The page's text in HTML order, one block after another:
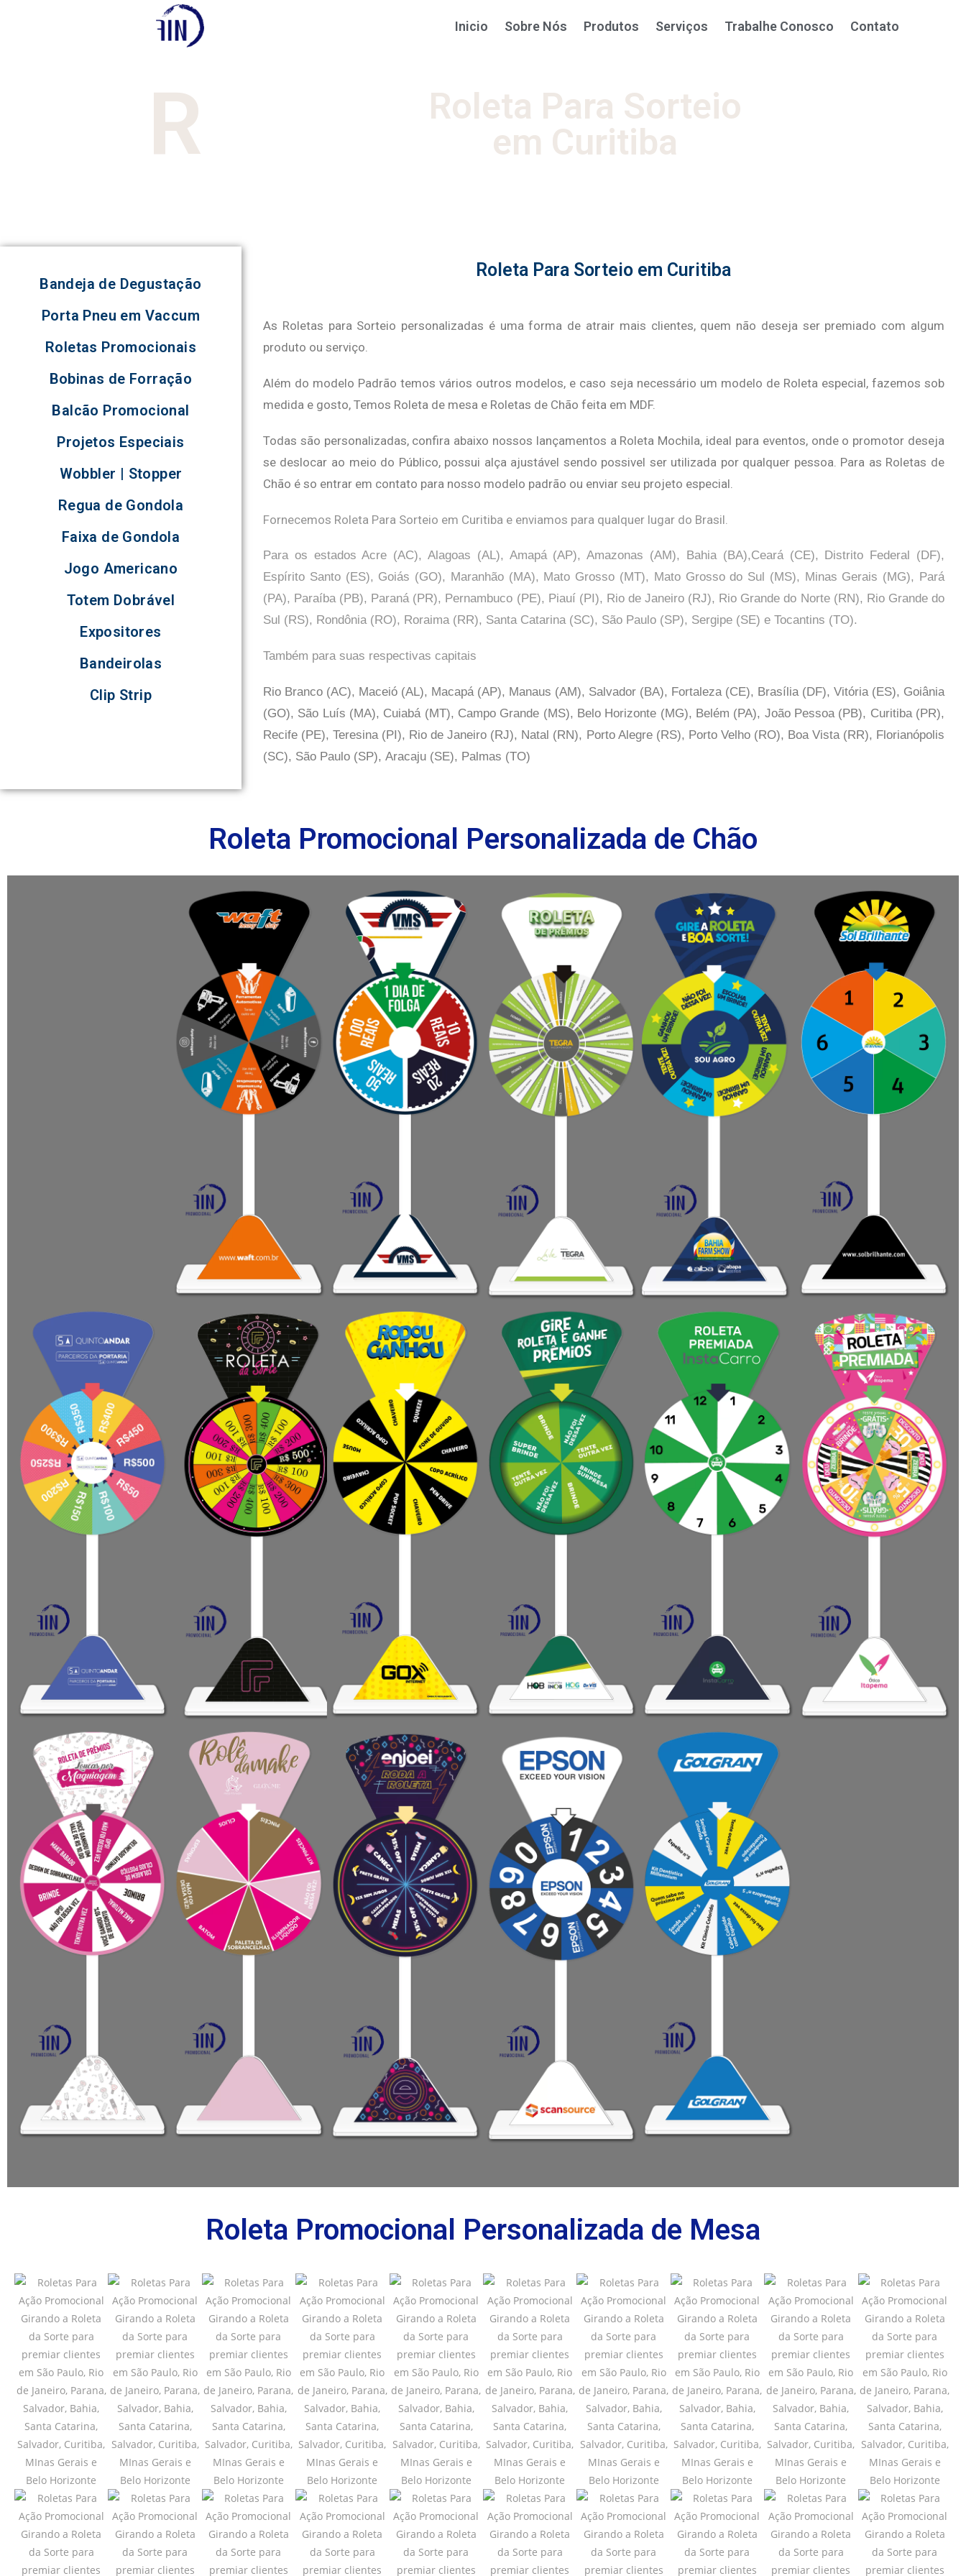
Inicio Sobre Nós Produtos Serviços Trabalhe Conosco Contato
R
Roleta Para Sorteio
em Curitiba
Bandeja de Degustação
Porta Pneu em Vaccum
Roletas Promocionais
Bobinas de Forração
Balcão Promocional
Projetos Especiais
Wobbler | Stopper
Regua de Gondola
Faixa de Gondola
Jogo Americano
Totem Dobrável
Expositores
Bandeirolas
Clip Strip
Roleta Para Sorteio em Curitiba
As Roletas para Sorteio personalizadas é uma forma de atrair mais clientes, quem não deseja ser premiado com algum
produto ou serviço.
Além do modelo Padrão temos vários outros modelos, e caso seja necessário um modelo de Roleta especial, fazemos sob
medida e gosto, Temos Roleta de mesa e Roletas de Chão feita em MDF.
Todas são personalizadas, confira abaixo nossos lançamentos a Roleta Mochila, ideal para eventos, onde o promotor deseja
se deslocar ao meio do Público, possui alça ajustável sendo possivel ser utilizada por qualquer pessoa. Para as Roletas de
Chão é so entrar em contato para nosso modelo padrão ou enviar seu projeto especial.
Fornecemos Roleta Para Sorteio em Curitiba e enviamos para qualquer lugar do Brasil.
Para os estados Acre (AC), Alagoas (AL), Amapá (AP), Amazonas (AM), Bahia (BA),Ceará (CE), Distrito Federal (DF),
Espírito Santo (ES), Goiás (GO), Maranhão (MA), Mato Grosso (MT), Mato Grosso do Sul (MS), Minas Gerais (MG), Pará
(PA), Paraíba (PB), Paraná (PR), Pernambuco (PE), Piauí (PI), Rio de Janeiro (RJ), Rio Grande do Norte (RN), Rio Grande do
Sul (RS), Rondônia (RO), Roraima (RR), Santa Catarina (SC), São Paulo (SP), Sergipe (SE) e Tocantins (TO).
Também para suas respectivas capitais
Rio Branco (AC), Maceió (AL), Macapá (AP), Manaus (AM), Salvador (BA), Fortaleza (CE), Brasília (DF), Vitória (ES), Goiânia
(GO), São Luís (MA), Cuiabá (MT), Campo Grande (MS), Belo Horizonte (MG), Belém (PA), João Pessoa (PB), Curitiba (PR),
Recife (PE), Teresina (PI), Rio de Janeiro (RJ), Natal (RN), Porto Alegre (RS), Porto Velho (RO), Boa Vista (RR), Florianópolis
(SC), São Paulo (SP), Aracaju (SE), Palmas (TO)
Roleta Promocional Personalizada de Chão
Roleta Promocional Personalizada de Mesa